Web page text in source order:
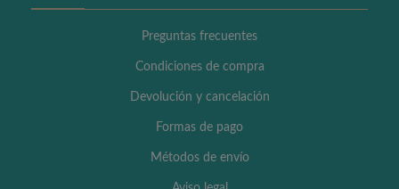
Preguntas frecuentes
Condiciones de compra
Devolución y cancelación
Formas de pago
Métodos de envío